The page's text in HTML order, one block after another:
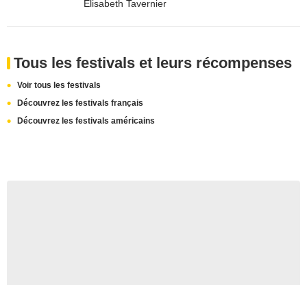
Elisabeth Tavernier
Tous les festivals et leurs récompenses
Voir tous les festivals
Découvrez les festivals français
Découvrez les festivals américains